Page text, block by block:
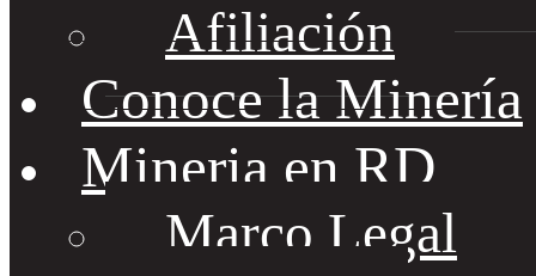
Afiliación
Conoce la Minería
Mineria en RD
Marco Legal